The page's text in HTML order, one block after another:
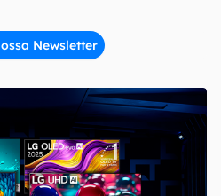
Newsletter
do Canaltech.